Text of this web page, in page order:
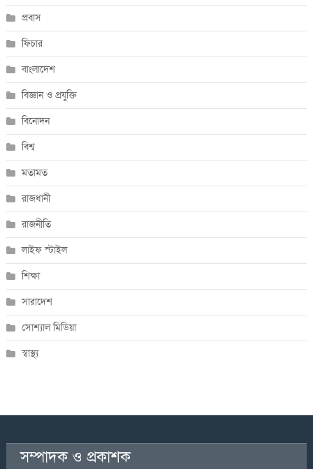
প্রবাস
ফিচার
বাংলাদেশ
বিজ্ঞান ও প্রযুক্তি
বিনোদন
বিশ্ব
মতামত
রাজধানী
রাজনীতি
লাইফ স্টাইল
শিক্ষা
সারাদেশ
সোশ্যাল মিডিয়া
স্বাস্থ্য
সম্পাদক ও প্রকাশক